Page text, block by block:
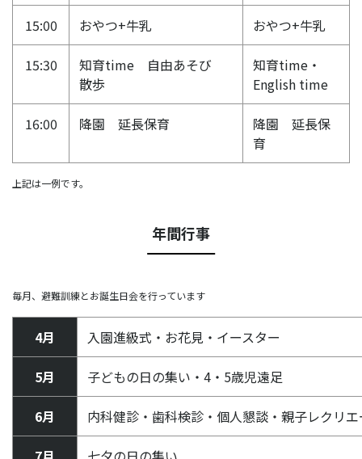
15:00 おやつ+牛乳 おやつ+牛乳
15:30
知育time 自由あそび
散歩
知育time・
English time
16:00 降園 延長保育
降園 延長保
育
上記は一例です。
年間行事
毎月、避難訓練とお誕生日会を行っています
4月 入園進級式・お花見・イースター
5月 子どもの日の集い・4・5歳児遠足
6月 内科健診・歯科検診・個人懇談・親子レクリ